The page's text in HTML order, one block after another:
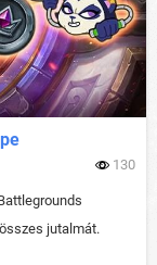
130
jutalmát.